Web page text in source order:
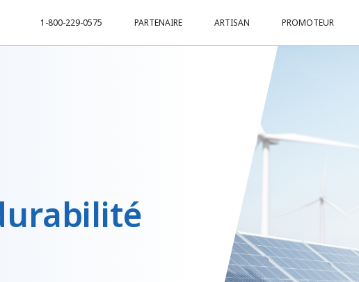
1-800-229-0575 PARTENAIRE ARTISAN PROMOTEUR